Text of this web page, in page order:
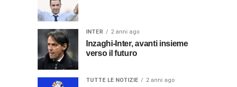
INTER 2 anni ago
Inzaghi-Inter, avanti insieme
verso il futuro
TUTTE LE NOTIZIE 2 anni ago